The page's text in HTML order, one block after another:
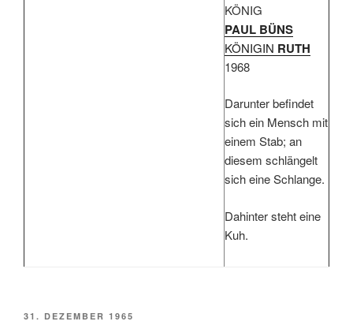
KÖNIG
PAUL BÜNS
KÖNIGIN RUTH
1968
Darunter befindet
sich ein Mensch mit
einem Stab; an
diesem schlängelt
sich eine Schlange.
Dahinter steht eine
Kuh.
VERÖFFENTLICHT
31. DEZEMBER 1965